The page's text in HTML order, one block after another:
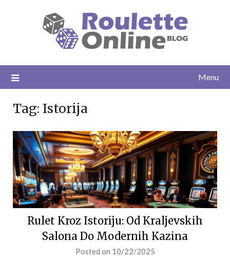
Menu
Tag: Istorija
Rulet Kroz Istoriju: Od Kraljevskih
Salona Do Modernih Kazina
Posted on 10/22/2025